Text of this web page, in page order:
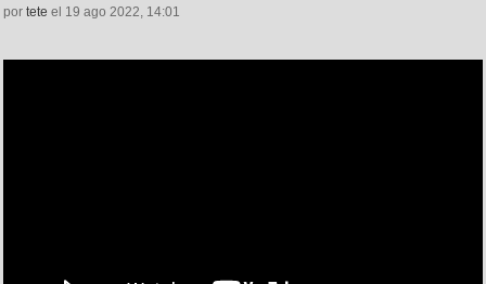
por tete el 19 ago 2022, 14:01